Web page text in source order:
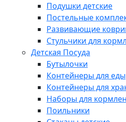
Подушки детские
Постельные
Развивающие
Стульчики для
Детская Посуда
Бутылочки
Контейнеры для еды
Контейнеры для
Наборы для
Поильники